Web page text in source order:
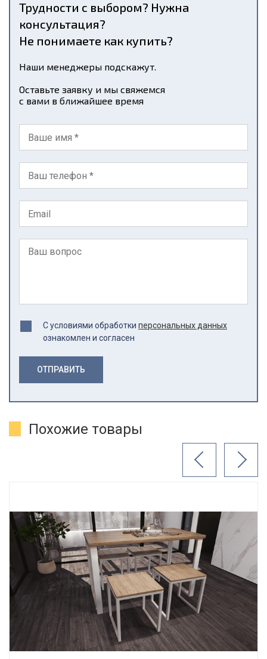
Трудности с выбором? Нужна
консультация?
Не понимаете как купить?
Наши менеджеры подскажут.
Оставьте заявку и мы свяжемся
с вами в ближайшее время
С условиями обработки персональных данных
ознакомлен и согласен
ОТПРАВИТЬ
Похожие товары